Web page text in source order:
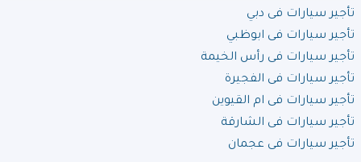
تأجير سيارات فى دبي
تأجير سيارات فى ابوظبي
تأجير سيارات فى رأس الخيمة
تأجير سيارات فى الفجيرة
تأجير سيارات فى ام القيوين
تأجير سيارات فى الشارقة
تأجير سيارات فى عجمان